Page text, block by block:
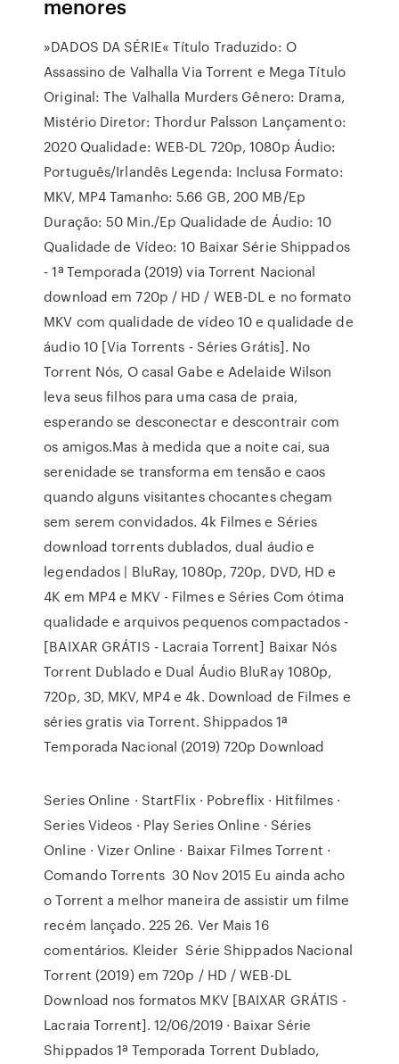
menores
»DADOS DA SÉRIE« Título Traduzido: O
Assassino de Valhalla Via Torrent e Mega Título
Original: The Valhalla Murders Gênero: Drama,
Mistério Diretor: Thordur Palsson Lançamento:
2020 Qualidade: WEB-DL 720p, 1080p Áudio:
Português/Irlandês Legenda: Inclusa Formato:
MKV, MP4 Tamanho: 5.66 GB, 200 MB/Ep
Duração: 50 Min./Ep Qualidade de Áudio: 10
Qualidade de Vídeo: 10 Baixar Série Shippados
- 1ª Temporada (2019) via Torrent Nacional
download em 720p / HD / WEB-DL e no formato
MKV com qualidade de vídeo 10 e qualidade de
áudio 10 [Via Torrents - Séries Grátis]. No
Torrent Nós, O casal Gabe e Adelaide Wilson
leva seus filhos para uma casa de praia,
esperando se desconectar e descontrair com
os amigos.Mas à medida que a noite cai, sua
serenidade se transforma em tensão e caos
quando alguns visitantes chocantes chegam
sem serem convidados. 4k Filmes e Séries
download torrents dublados, dual áudio e
legendados | BluRay, 1080p, 720p, DVD, HD e
4K em MP4 e MKV - Filmes e Séries Com ótima
qualidade e arquivos pequenos compactados -
[BAIXAR GRÁTIS - Lacraia Torrent] Baixar Nós
Torrent Dublado e Dual Áudio BluRay 1080p,
720p, 3D, MKV, MP4 e 4k. Download de Filmes e
séries gratis via Torrent. Shippados 1ª
Temporada Nacional (2019) 720p Download
Series Online · StartFlix · Pobreflix · Hitfilmes ·
Series Videos · Play Series Online · Séries
Online · Vizer Online · Baixar Filmes Torrent ·
Comando Torrents 30 Nov 2015 Eu ainda acho
o Torrent a melhor maneira de assistir um filme
recém lançado. 225 26. Ver Mais 16
comentários. Kleider Série Shippados Nacional
Torrent (2019) em 720p / HD / WEB-DL
Download nos formatos MKV [BAIXAR GRÁTIS -
Lacraia Torrent]. 12/06/2019 · Baixar Série
Shippados 1ª Temporada Torrent Dublado,